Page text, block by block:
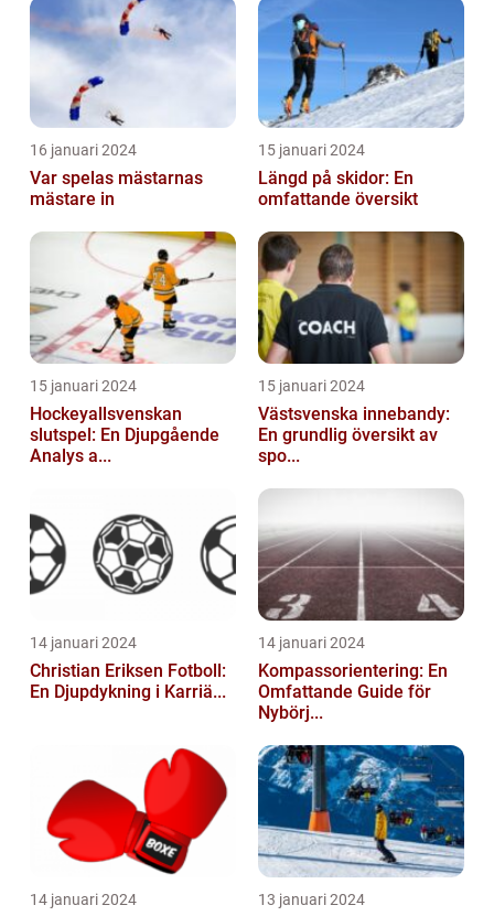
16 januari 2024
Var spelas mästarnas
mästare in
15 januari 2024
Längd på skidor: En
omfattande översikt
15 januari 2024
Hockeyallsvenskan
slutspel: En Djupgående
Analys a...
15 januari 2024
Västsvenska innebandy:
En grundlig översikt av
spo...
14 januari 2024
Christian Eriksen Fotboll:
En Djupdykning i Karriä...
14 januari 2024
Kompassorientering: En
Omfattande Guide för
Nybörj...
14 januari 2024 13 januari 2024